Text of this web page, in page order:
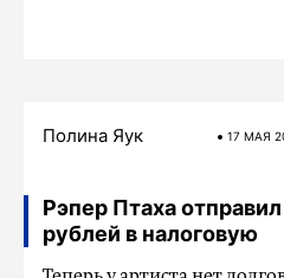
Полина Яук 17 МАЯ
Рэпер Птаха
рублей в налоговую